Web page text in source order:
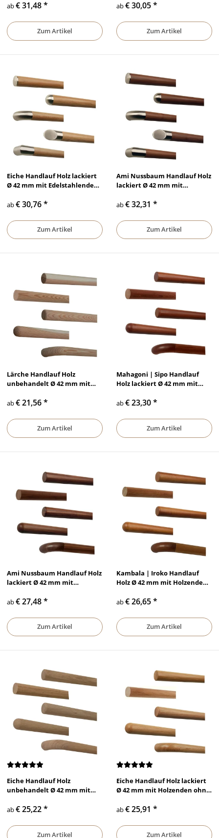
ab€ 31,48*
Zum Artikel
ab€ 30,05*
Zum Artikel
Eiche Handlauf Holz lackiert
Ø 42 mm mit Edelstahlenden
ab€ 30,76*
Zum Artikel
Ami Nussbaum Handlauf Holz
lackiert Ø 42 mm mit
ab€ 32,31 *
Zum Artikel
Lärche Handlauf Holz
unbehandelt Ø 42 mm mit
ab€ 21,56*
Zum Artikel
Mahagoni | Sipo Handlauf
Holz lackiert Ø 42 mm mit
Handlaufhalter
ab€ 23,30*
Zum Artikel
Ami Nussbaum Handlauf Holz
lackiert Ø 42 mm mit
Handlaufhalter
ab€ 27,48*
Zum Artikel
Kambala | Iroko Handlauf
Holz Ø 42 mm mit Holzenden
ab€ 26,65*
Zum Artikel
Eiche Handlauf Holz
unbehandelt Ø 42 mm mit
ab€ 25,22*
Zum Artikel
Eiche Handlauf Holz lackiert
Ø 42 mm mit Holzenden ohne
ab€ 25,91 *
Zum Artikel